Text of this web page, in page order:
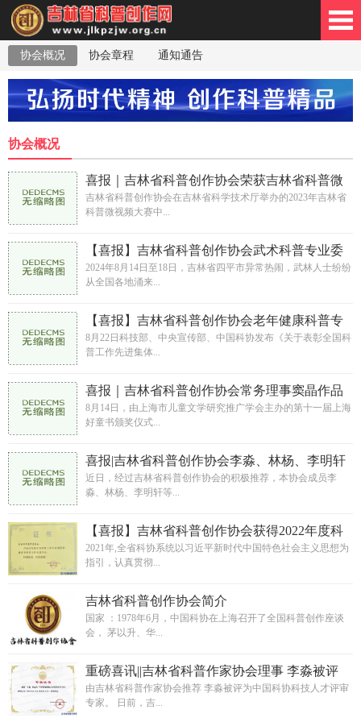
林省科普创作网
协会概况 协会章程 通知通告
协会概况
喜报｜吉林省科普创作协会荣获吉林省科普微
视频大赛优秀组织单位奖
吉林省科普创作协会在吉林省科学技术厅举办的2023年吉林省
科普微视频大赛中...
【喜报】吉林省科普创作协会武术科普专业委
员会代表队在“吉林2024年武术邀请赛”上摘金
夺银
2024年8月14日至18日，吉林省四平市异常热闹，武林人士纷纷
从全国各地涌来...
【喜报】吉林省科普创作协会老年健康科普专
业委员会（拟定）主任委员王戬萌获“全国科普
工作先进工作者”称号
8月22日科技部、中央宣传部、中国科协发布《关于表彰全国科
普工作先进集体...
喜报｜吉林省科普创作协会常务理事窦晶作品
成功入选第十一届“上海好童书”奖
8月14日，由上海市儿童文学研究推广学会主办的第十一届上海
好童书颁奖仪式...
喜报|吉林省科普创作协会李淼、林杨、李明轩
等7名会员被中国科学技术协会聘为科普中国专
家！
近日，经过吉林省科普创作协会的积极推荐，本协会成员李
淼、林杨、李明轩等...
【喜报】吉林省科普创作协会获得2022年度科
普工作先进学会等五项荣誉
2021年,全省科协系统以习近平新时代中国特色社会主义思想为
指引，认真贯彻...
吉林省科普创作协会简介
国家 ：1978年6月，中国科协在上海召开了全国科普创作座谈
会， 茅以升、华...
重磅喜讯||吉林省科普作家协会理事 李淼被评
为“中国科协科技人才评审专家”
由吉林省科普作家协会推荐 李淼被评为中国科协科技人才评审
专家。 日前，吉...